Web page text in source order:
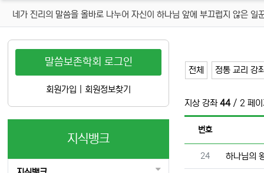
네가 진리의 말씀을 올바로 나누어 자신이 하나님 앞에 부끄럽지 않은
전체 정통 교리 강
지상 강좌 44/ 2 페이
번호
번호
24 하나님의
말씀보존학회 로그인
회원가입 회원정보찾기
지식뱅크